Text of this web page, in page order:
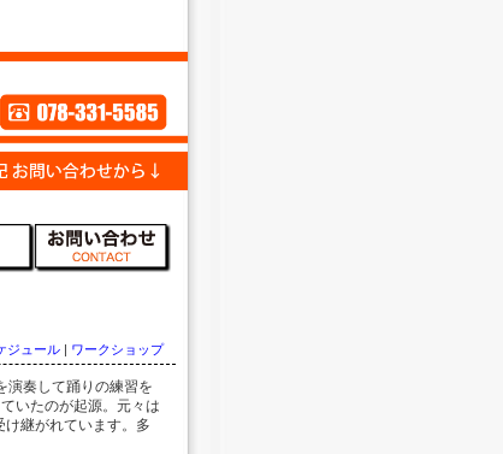
ジュール | ワークショップ
演奏して踊りの練習を
いたのが起源。元々は
継がれています。多